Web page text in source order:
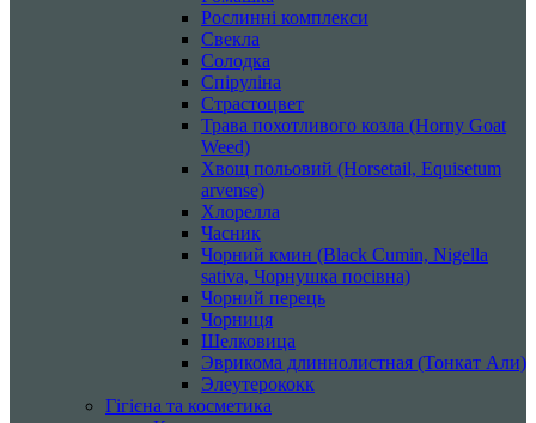
Рослинні комплекси
Свекла
Солодка
Спіруліна
Страстоцвет
Трава похотливого козла (Horny Goat
Weed)
Хвощ польовий (Horsetail, Equisetum
arvense)
Хлорелла
Часник
Чорний кмин (Black Cumin, Nigella
sativa, Чорнушка посівна)
Чорний перець
Чорниця
Шелковица
Эврикома длиннолистная (Тонкат Али)
Элеутерококк
Гігієна та косметика